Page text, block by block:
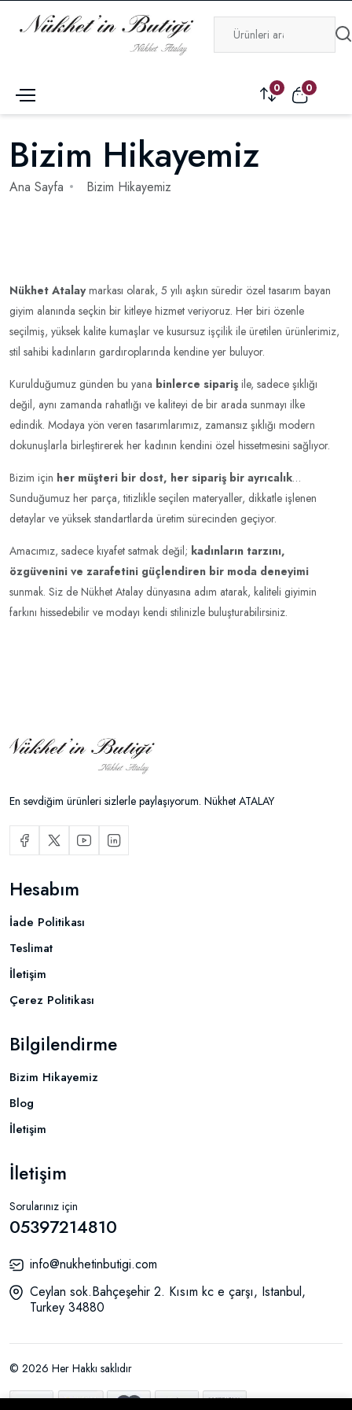
0 0
Bizim Hikayemiz
Ana Sayfa Bizim Hikayemiz
Nükhet Atalaymarkası olarak, 5 yılı aşkın süredir özel tasarım bayan
giyim alanında seçkin bir kitleye hizmet veriyoruz. Her biri özenle
seçilmiş, yüksek kalite kumaşlar ve kusursuz işçilik ile üretilen ürünlerimiz,
stil sahibi kadınların gardıroplarında kendine yer buluyor.
Kurulduğumuz günden bu yana binlerce sipariş ile, sadece şıklığı
değil, aynı zamanda rahatlığı ve kaliteyi de bir arada sunmayı ilke
edindik. Modaya yön veren tasarımlarımız, zamansız şıklığı modern
dokunuşlarla birleştirerek her kadının kendini özel hissetmesini sağlıyor.
Bizim için her müşteri bir dost, her sipariş bir ayrıcalık…
Sunduğumuz her parça, titizlikle seçilen materyaller, dikkatle işlenen
detaylar ve yüksek standartlarda üretim sürecinden geçiyor.
Amacımız, sadece kıyafet satmak değil; kadınların tarzını,
özgüvenini ve zarafetini güçlendiren bir moda deneyimi
sunmak. Siz de Nükhet Atalay dünyasına adım atarak, kaliteli giyimin
farkını hissedebilir ve modayı kendi stilinizle buluşturabilirsiniz.
En sevdiğim ürünleri sizlerle paylaşıyorum. Nükhet ATALAY
Hesabım
İade Politikası
Teslimat
İletişim
Çerez Politikası
Bilgilendirme
Bizim Hikayemiz
Blog
İletişim
İletişim
Sorularınız için
05397214810
info@nukhetinbutigi.com
Ceylan sok.Bahçeşehir 2. Kısım kc e çarşı, Istanbul,
Turkey 34880
© 2026 Her Hakkı saklıdır